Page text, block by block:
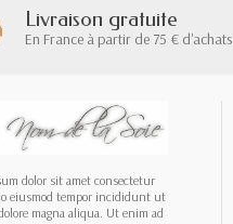
Livraison gratuite
En France à partir de 75 € d'achats
dolor sit amet consectetur
eiusmod tempor incididunt ut
magna aliqua. Ut enim ad